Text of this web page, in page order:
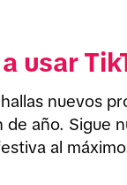
usar
nuevos
de año. Sigue
al